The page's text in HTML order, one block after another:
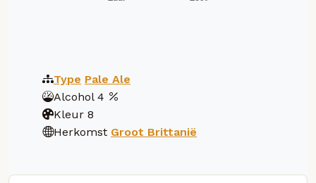
Type Pale Ale
Alcohol 4
Kleur 8
Herkomst Groot Brittanië